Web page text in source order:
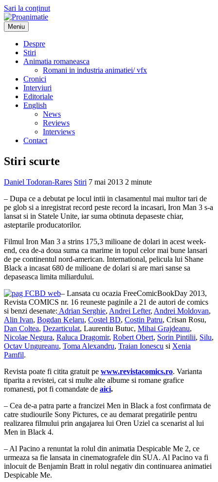
Sari la conținut
Proanimatie
Stiri despre filme de animatie
Meniu
Despre
Stiri
Animatia romaneasca
Romani in industria animatiei/ vfx
Cronici
Interviuri
Editoriale
English
News
Reviews
Interviews
Contact
Stiri scurte
Daniel Todoran-Rares Stiri 7 mai 2013 2 minute
– Dupa ce a debutat pe locul intii in clasamentul mai multor tari de
pe glob si a inregistrat record peste record la incasari, Iron Man 3 s-a
lansat si in Statele Unite, iar suma obtinuta depaseste chiar,
asteptarile producatorilor.
Filmul Iron Man 3 a strins 175,3 milioane de dolari in acest week-
end, cea de-a doua suma ca marime in topul celor mai bune lansari
de pe continentul nord-american. International, pelicula lui Shane
Black a incasat 680 de milioane de dolari si are mari sanse sa
depaseasca limita miliardului.
– Lansata cu ocazia FreeComicBookDay 2013,
Revista COMICS nr. 16 reuneste paginile a 21 de autori de comics
si benzi desenate: Adrian Serghie, Andrei Lefter, Andrei Moldovan,
Alin Ivan, Bogdan Kelaru, Costel BD, Costin Patru, Crisan Rosu,
Dan Coltea, Dezarticulat, Laurentiu Butuc, Mihai Grajdeanu,
Nicolae Negura, Raluca Dragomir, Robert Obert, Sorin Pintilii, Silu,
Octav Ungureanu, Toma Alexandru, Traian Ionescu si Xenia
Pamfil.
Revista poate fi citita gratuit pe www.revistacomics.ro. Varianta
tiparita a revistei, cat si multe alte albume si romane grafice
romanesti, pot fi comandate de aici.
– Cea de-a patra parte a francizei Men in Black a fost confirmata de
catre studiourile Sony Pictures, ce au demarat pregatirile pentru
realizarea filmului prin angajarea lui Oren Uziel ca scenarist al lui
Men in Black 4.
– Al Pacino a renuntat la rolul din animatia Despicable Me 2, ce
urmeaza sa fie lansata in cinematografele din SUA. Al Pacino va fi
inlocuit de Benjamin Bratt in rolul negativ din continuarea animatiei
Despicable Me.